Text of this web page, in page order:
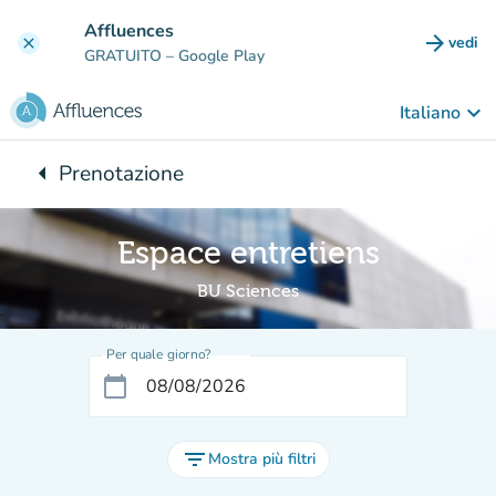
clear Affluences
GRATUITO – Google Play arrow_forward vedi
Italiano keyboard_arrow_down
arrow_leftTorna a:
Prenotazione
Espace entretiens
BU Sciences
Per quale giorno?
calendar_today
filter_list Mostra più filtri